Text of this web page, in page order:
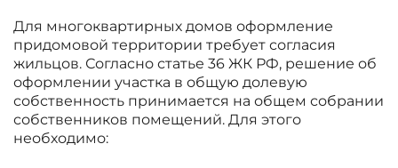
Для многоквартирных домов оформление
придомовой территории требует согласия
жильцов. Согласно статье 36 ЖК РФ, решение об
оформлении участка в общую долевую
собственность принимается на общем собрании
собственников помещений. Для этого
необходимо: